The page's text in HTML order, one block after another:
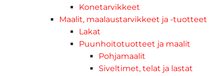
Konetarvikkeet
Maalit, maalaustarvikkeet ja -tuotteet
Lakat
Puunhoitotuotteet ja maalit
Pohjamaalit
Siveltimet, telat ja lastat